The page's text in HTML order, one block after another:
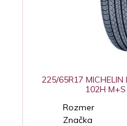
225/65R17 MICHELIN
102H
Rozmer
Značka